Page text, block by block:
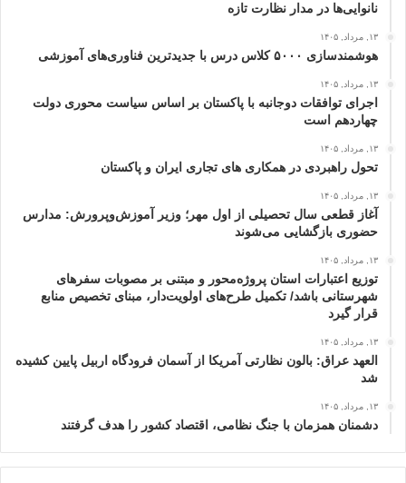
نانوایی‌ها در مدار نظارت تازه
۱۳, مرداد, ۱۴۰۵
هوشمندسازی ۵۰۰۰ کلاس درس با جدیدترین فناوری‌های آموزشی
۱۳, مرداد, ۱۴۰۵
اجرای توافقات دوجانبه با پاکستان بر اساس سیاست محوری دولت
چهاردهم است
۱۳, مرداد, ۱۴۰۵
تحول راهبردی در همکاری های تجاری ایران و پاکستان
۱۳, مرداد, ۱۴۰۵
آغاز قطعی سال تحصیلی از اول مهر؛ وزیر آموزش‌وپرورش: مدارس
حضوری بازگشایی می‌شوند
۱۳, مرداد, ۱۴۰۵
توزیع اعتبارات استان پروژه‌محور و مبتنی بر مصوبات سفرهای
شهرستانی باشد/ تکمیل طرح‌های اولویت‌دار، مبنای تخصیص منابع
قرار گیرد
۱۳, مرداد, ۱۴۰۵
العهد عراق: بالون نظارتی آمریکا از آسمان فرودگاه اربیل پایین کشیده
شد
۱۳, مرداد, ۱۴۰۵
دشمنان همزمان با جنگ نظامی، اقتصاد کشور را هدف گرفتند